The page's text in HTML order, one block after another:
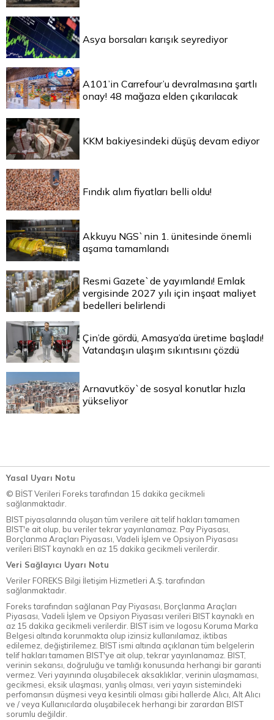
Asya borsaları karışık seyrediyor
A101’in Carrefour’u devralmasına şartlı
onay! 48 mağaza elden çıkarılacak
KKM bakiyesindeki düşüş devam ediyor
Fındık alım fiyatları belli oldu!
Akkuyu NGS`nin 1. ünitesinde önemli
aşama tamamlandı
Resmi Gazete`de yayımlandı! Emlak
vergisinde 2027 yılı için inşaat maliyet
bedelleri belirlendi
Çin’de gördü, Amasya’da üretime başladı!
Vatandaşın ulaşım sıkıntısını çözdü
Arnavutköy`de sosyal konutlar hızla
yükseliyor
Yasal Uyarı Notu
© BİST Verileri Foreks tarafından 15 dakika gecikmeli
sağlanmaktadır.
BIST piyasalarında oluşan tüm verilere ait telif hakları tamamen
BIST'e ait olup, bu veriler tekrar yayınlanamaz. Pay Piyasası,
Borçlanma Araçları Piyasası, Vadeli İşlem ve Opsiyon Piyasası
verileri BIST kaynaklı en az 15 dakika gecikmeli verilerdir.
Veri Sağlayıcı Uyarı Notu
Veriler FOREKS Bilgi İletişim Hizmetleri A.Ş. tarafından
sağlanmaktadır.
Foreks tarafından sağlanan Pay Piyasası, Borçlanma Araçları
Piyasası, Vadeli İşlem ve Opsiyon Piyasası verileri BIST kaynaklı en
az 15 dakika gecikmeli verilerdir. BIST isim ve logosu Koruma Marka
Belgesi altında korunmakta olup izinsiz kullanılamaz, iktibas
edilemez, değiştirilemez. BIST ismi altında açıklanan tüm belgelerin
telif hakları tamamen BIST'ye ait olup, tekrar yayınlanamaz. BIST,
verinin sekansı, doğruluğu ve tamlığı konusunda herhangi bir garanti
vermez. Veri yayınında oluşabilecek aksaklıklar, verinin ulaşmaması,
gecikmesi, eksik ulaşması, yanlış olması, veri yayın sistemindeki
perfomansın düşmesi veya kesintili olması gibi hallerde Alıcı, Alt Alıcı
ve / veya Kullanıcılarda oluşabilecek herhangi bir zarardan BIST
sorumlu değildir.